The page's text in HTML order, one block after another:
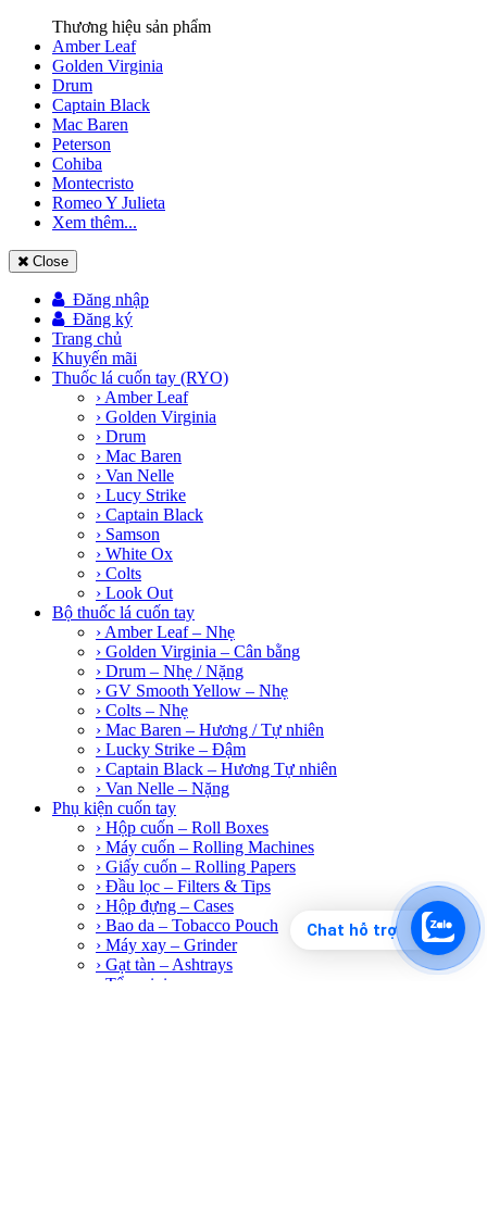
Thương hiệu sản phẩm
Amber Leaf
Golden Virginia
Drum
Captain Black
Mac Baren
Peterson
Cohiba
Montecristo
Romeo Y Julieta
Đăng nhập
Đăng ký
Trang chủ
Khuyến mãi
Thuốc lá cuốn tay (RYO)
› Amber Leaf
› Golden Virginia
› Drum
› Mac Baren
› Van Nelle
› Lucy Strike
› Captain Black
› Samson
› White Ox
› Colts
› Look Out
Bộ thuốc lá cuốn tay
› Amber Leaf – Nhẹ
› Golden Virginia – Cân bằng
› Drum – Nhẹ / Nặng
› GV Smooth Yellow – Nhẹ
› Colts – Nhẹ
› Mac Baren – Hương / Tự nhiên
› Lucky Strike – Đậm
› Captain Black – Hương Tự nhiên
› Van Nelle – Nặng
Phụ kiện cuốn tay
› Hộp cuốn – Roll Boxes
› Máy cuốn – Rolling Machines
› Giấy cuốn – Rolling Papers
› Đầu lọc – Filters & Tips
› Hộp đựng – Cases
› Bao da – Tobacco Pouch
› Máy xay – Grinder
› Gạt tàn – Ashtrays
Chat hỗ trợ